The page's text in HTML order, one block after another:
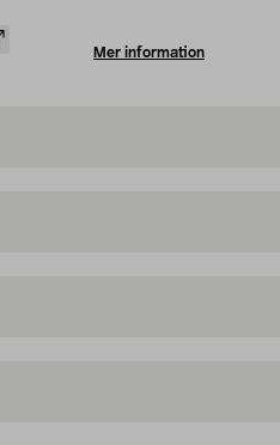
Mer information